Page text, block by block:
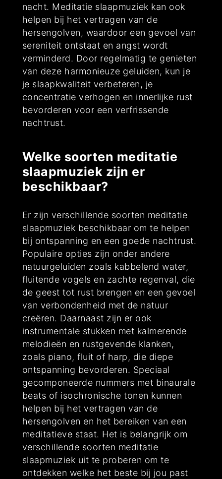
nacht. Meditatie slaapmuziek kan ook
helpen bij het vertragen van de
hersengolven, waardoor een gevoel van
sereniteit ontstaat en angst wordt
verminderd. Door regelmatig te genieten
van deze harmonieuze geluiden, kun je
je slaapkwaliteit verbeteren, je
concentratie verhogen en innerlijke rust
bevorderen voor een verfrissende
nachtrust.
Welke soorten meditatie
slaapmuziek zijn er
beschikbaar?
Er zijn verschillende soorten meditatie
slaapmuziek beschikbaar om te helpen
bij ontspanning en een goede nachtrust.
Populaire opties zijn onder andere
natuurgeluiden zoals kabbelend water,
fluitende vogels en zachte regenval, die
de geest tot rust brengen en een gevoel
van verbondenheid met de natuur
creëren. Daarnaast zijn er ook
instrumentale stukken met kalmerende
melodieën en rustgevende klanken,
zoals piano, fluit of harp, die diepe
ontspanning bevorderen. Speciaal
gecomponeerde nummers met binaurale
beats of isochronische tonen kunnen
helpen bij het vertragen van de
hersengolven en het bereiken van een
meditatieve staat. Het is belangrijk om
verschillende soorten meditatie
slaapmuziek uit te proberen om te
ontdekken welke het beste bij jou past